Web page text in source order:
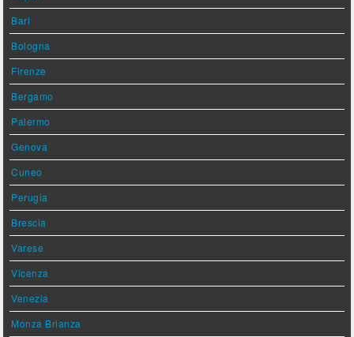
Bari
Bologna
Firenze
Bergamo
Palermo
Genova
Cuneo
Perugia
Brescia
Varese
Vicenza
Venezia
Monza Brianza